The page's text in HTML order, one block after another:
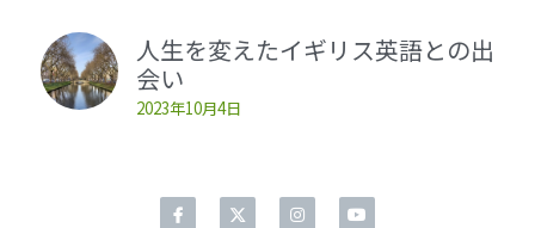
音楽
人生を変えたイギリス英語との出
会い
2023年10月4日